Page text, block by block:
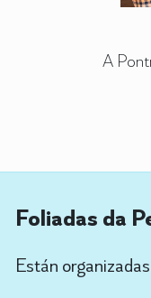
A
Foliadas da
Están